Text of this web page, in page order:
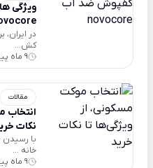
ویژگی
در ایران،
کش...
9 ماه پیش
مقالات
انتخاب
نکات
با رسیدن
خانه ...
9 ماه پیش